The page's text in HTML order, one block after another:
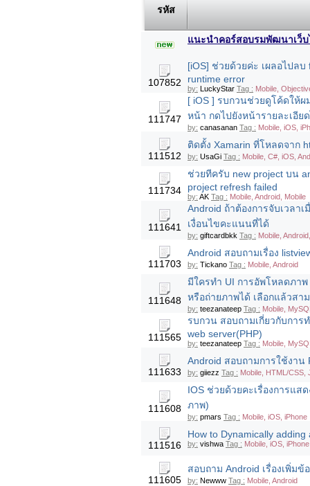
รหัส
แนะนำคอร์สอบรมพัฒนาเว็บ
107852
[iOS] ช่วยด้วยค่ะ เผลอไปล
runtime error
by: LuckyStar Tag : Mobile,
111747
[ iOS ] รบกวนช่วยดูโค้ดให้
หน้า กดไปยังหน้ารายละเอี
by: canasanan Tag : Mobile, iOS,
111512
ติดตั้ง Xamarin ที่โหลดจาก
by: UsaGi Tag : Mobile, C#, iOS,
111734
ช่วยทีครับ new project บน
project refresh failed
by: AK Tag : Mobile, Android, Mobile
111641
Android ถ้าต้องการจับเวลา
เงื่อนไขคะแนนที่ได้
by: giftcardbkk Tag : Mobile,
111703
Android สอบถามเรื่อง
by: Tickano Tag : Mobile, Android
111648
มีใครทำ UI การอัพโหลดภา
หรือถ่ายภาพได้ เลือกแล้วสา
by: teezanateep Tag : Mobile,
111565
รบกวน สอบถามเกี่ยวกับการ
web server(PHP)
by: teezanateep Tag : Mobile,
111633
Android สอบถามการใช้งาน
by: giiezz Tag : Mobile, HTML/CSS,
111608
IOS ช่วยด้วยคะเรื่องการแส
ภาพ)
by: pmars Tag : Mobile, iOS, iPhone
111516
How to Dynamically
by: vishwa Tag : Mobile, iOS,
111605
สอบถาม Android เรื่องเพิ่ม
by: Newww Tag : Mobile, Android